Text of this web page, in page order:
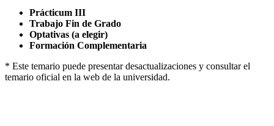
Prácticum III
Trabajo Fin de Grado
Optativas (a elegir)
Formación Complementaria
* Este temario puede presentar desactualizaciones y consultar el
temario oficial en la web de la universidad.